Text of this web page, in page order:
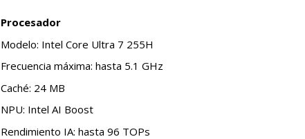
Procesador
Modelo: Intel Core Ultra 7 255H
Frecuencia máxima: hasta 5.1 GHz
Caché: 24 MB
NPU: Intel AI Boost
Rendimiento IA: hasta 96 TOPs